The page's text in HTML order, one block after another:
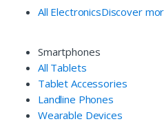
All ElectronicsDiscover
Smartphones
All Tablets
Tablet Accessories
Landline Phones
Wearable Devices